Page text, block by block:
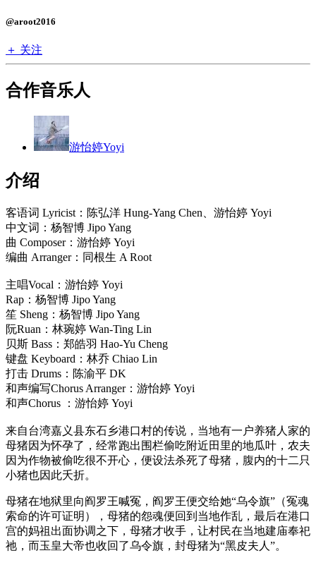
@aroot2016
＋ 关注
合作音乐人
游怡婷Yoyi
介绍
客语词 Lyricist：陈弘洋 Hung-Yang Chen、游怡婷 Yoyi
中文词：杨智博 Jipo Yang
曲 Composer：游怡婷 Yoyi
编曲 Arranger：同根生 A Root
主唱Vocal：游怡婷 Yoyi
Rap：杨智博 Jipo Yang
笙 Sheng：杨智博 Jipo Yang
阮Ruan：林琬婷 Wan-Ting Lin
贝斯 Bass：郑皓羽 Hao-Yu Cheng
键盘 Keyboard：林乔 Chiao Lin
打击 Drums：陈渝平 DK
和声编写Chorus Arranger：游怡婷 Yoyi
和声Chorus ：游怡婷 Yoyi
来自台湾嘉义县东石乡港口村的传说，当地有一户养猪人家的
母猪因为怀孕了，经常跑出围栏偷吃附近田里的地瓜叶，农夫
因为作物被偷吃很不开心，便设法杀死了母猪，腹内的十二只
小猪也因此夭折。
母猪在地狱里向阎罗王喊冤，阎罗王便交给她“乌令旗”（冤魂
索命的许可证明），母猪的怨魂便回到当地作乱，最后在港口
宫的妈祖出面协调之下，母猪才收手，让村民在当地建庙奉祀
祂，而玉皇大帝也收回了乌令旗，封母猪为“黑皮夫人”。